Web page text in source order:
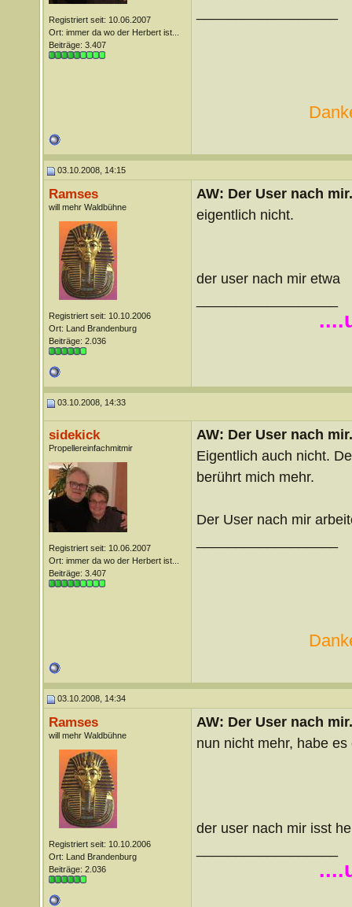
Registriert seit: 10.06.2007
Ort: immer da wo der Herbert ist...
Beiträge: 3.407
03.10.2008, 14:15
Ramses
will mehr Waldbühne
Registriert seit: 10.10.2006
Ort: Land Brandenburg
Beiträge: 2.036
AW: Der User nach
eigentlich nicht.
der user nach mir etwa
03.10.2008, 14:33
sidekick
Propellereinfachmitmir
Registriert seit: 10.06.2007
Ort: immer da wo der Herbert ist...
Beiträge: 3.407
AW: Der User nach
Eigentlich auch nicht.
berührt mich mehr.
Der User nach mir
03.10.2008, 14:34
Ramses
will mehr Waldbühne
Registriert seit: 10.10.2006
Ort: Land Brandenburg
Beiträge: 2.036
AW: Der User nach
nun nicht mehr, habe
der user nach mir isst